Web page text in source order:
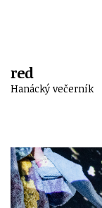
red
Hanácký večerník